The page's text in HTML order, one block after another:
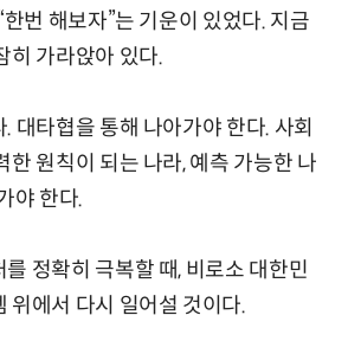
번 해보자”는 기운이 있었다. 지금
히 가라앉아 있다.
대타협을 통해 나아가야 한다. 사회
한 원칙이 되는 나라, 예측 가능한 나
야 한다.
정확히 극복할 때, 비로소 대한민
위에서 다시 일어설 것이다.